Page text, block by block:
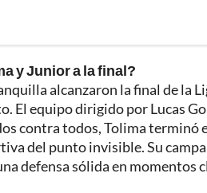
y Junior a la final?
alcanzaron la final de la
El equipo dirigido por Lucas
contra todos, Tolima terminó
del punto invisible. Su
defensa sólida en momentos